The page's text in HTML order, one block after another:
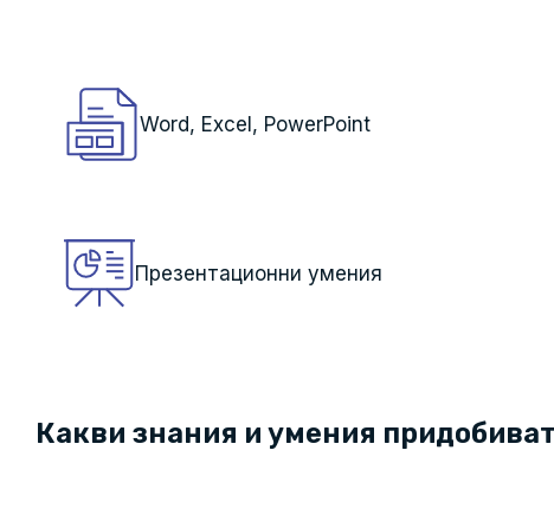
Word, Excel, PowerPoint
Презентационни умения
Какви знания и умения